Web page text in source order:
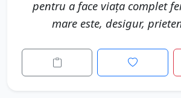
pentru a face viaţa complet
mare este, desigur,